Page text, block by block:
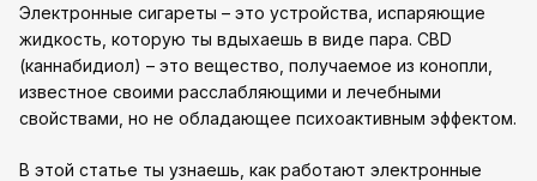
Электронные сигареты – это устройства, испаряющие
жидкость, которую ты вдыхаешь в виде пара. CBD
(каннабидиол) – это вещество, получаемое из конопли,
известное своими расслабляющими и лечебными
свойствами, но не обладающее психоактивным эффектом.
В этой статье ты узнаешь, как работают электронные